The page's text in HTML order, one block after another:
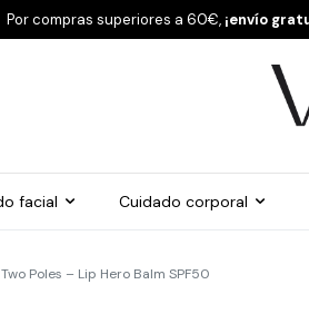
Por compras superiores a 60€, ¡envío
facial Cuidado corporal
Two Poles – Lip Hero Balm SPF50